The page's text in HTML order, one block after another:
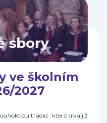
sbory
ve školním
2027
tradici, která trvá již